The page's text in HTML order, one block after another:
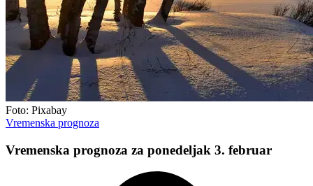
Foto: Pixabay
Vremenska prognoza
Vremenska prognoza za ponedeljak 3. februar